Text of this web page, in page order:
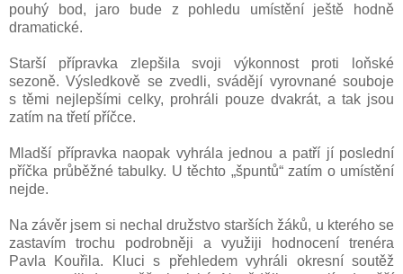
pouhý bod, jaro bude z pohledu umístění ještě hodně
dramatické.
Starší přípravka zlepšila svoji výkonnost proti loňské
sezoně. Výsledkově se zvedli, svádějí vyrovnané souboje
s těmi nejlepšími celky, prohráli pouze dvakrát, a tak jsou
zatím na třetí příčce.
Mladší přípravka naopak vyhrála jednou a patří jí poslední
příčka průběžné tabulky. U těchto „špuntů“ zatím o umístění
nejde.
Na závěr jsem si nechal družstvo starších žáků, u kterého se
zastavím trochu podrobněji a využiji hodnocení trenéra
Pavla Kouřila. Kluci s přehledem vyhráli okresní soutěž